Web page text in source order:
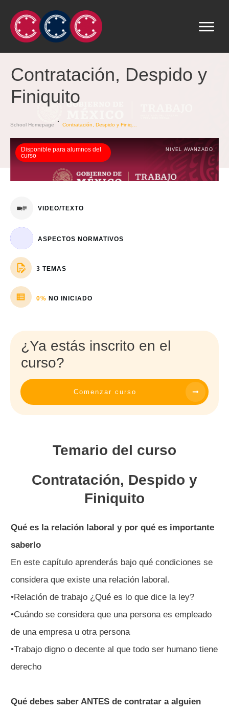
Contratación, Despido y
Finiquito
School Homepage
Disponible para alumnos del
curso
NIVEL AVANZADO
VIDEO/TEXTO
ASPECTOS NORMATIVOS
3 TEMAS
0% NO INICIADO
¿Ya estás inscrito en el
curso?
Comenzar curso
Temario del curso
Contratación, Despido y
Finiquito
Qué es la relación laboral y por qué es importante
saberlo
En este capítulo aprenderás bajo qué condiciones se
considera que existe una relación laboral.
•Relación de trabajo ¿Qué es lo que dice la ley?
•Cuándo se considera que una persona es empleado
de una empresa u otra persona
•Trabajo digno o decente al que todo ser humano tiene
derecho
Qué debes saber ANTES de contratar a alguien